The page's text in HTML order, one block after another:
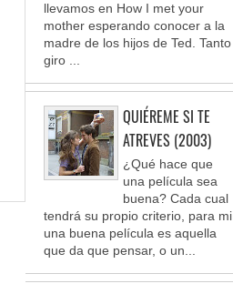
llevamos en How I met your
mother esperando conocer a la
madre de los hijos de Ted. Tanto
giro ...
QUIÉREME SI TE
ATREVES (2003)
¿Qué hace que
una película sea
buena? Cada cual
tendrá su propio criterio, para mi
una buena película es aquella
que da que pensar, o un...